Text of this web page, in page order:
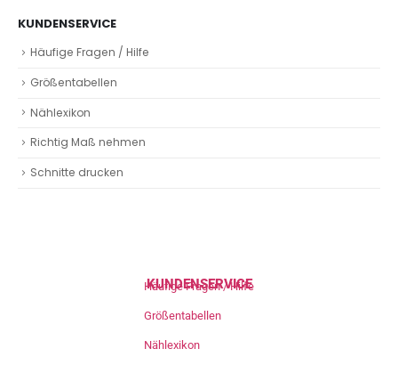
KUNDENSERVICE
Häufige Fragen / Hilfe
Größentabellen
Nählexikon
Richtig Maß nehmen
Schnitte drucken
KUNDENSERVICE
Häufige Fragen / Hilfe
Größentabellen
Nählexikon